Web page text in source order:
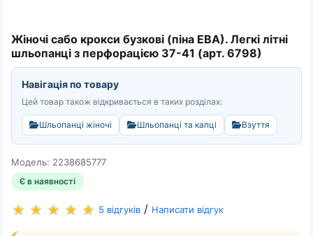
Жіночі сабо крокси бузкові (піна ЕВА). Легкі літні
шльопанці з перфорацією 37-41 (арт. 6798)
Навігація по товару
Цей товар також відкривається в таких розділах:
Шльопанці жіночі Шльопанці та капці Взуття
Модель: 2238685777
Є в наявності
5 відгуків / Написати відгук